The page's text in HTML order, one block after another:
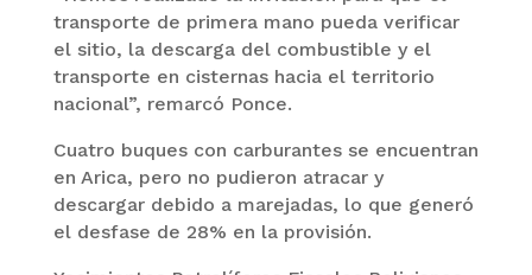
transporte de primera mano pueda verificar
el sitio, la descarga del combustible y el
transporte en cisternas hacia el territorio
nacional”, remarcó Ponce.
Cuatro buques con carburantes se encuentran
en Arica, pero no pudieron atracar y
descargar debido a marejadas, lo que generó
el desfase de 28% en la provisión.